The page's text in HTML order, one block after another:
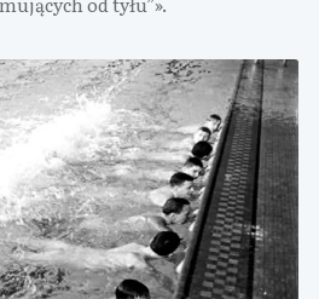
od tyłu”».